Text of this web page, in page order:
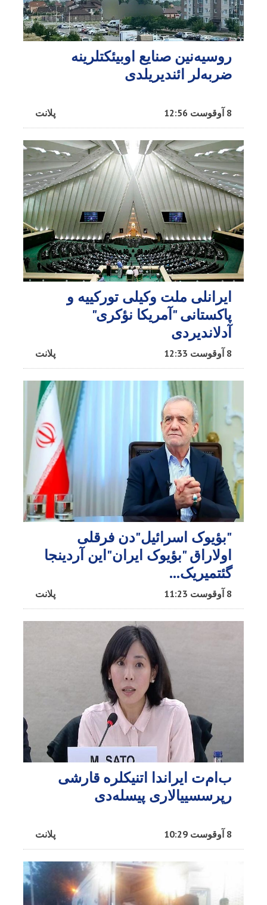
روسیه‌نین صنایع اوبیئکتلرینه
ضربه‌لر ائندیریلدی
پلانت 8 آوقوست 12:56
ایرانلی ملت وکیلی تورکییه و
پاکستانی "آمریکا نؤکری"
آدلاندیردی
پلانت 8 آوقوست 12:33
"بؤیوک اسرائیل"دن فرقلی
اولاراق "بؤیوک ایران"این آردینجا
گئتمیریک...
پلانت 8 آوقوست 11:23
ب‌ام‌ت ایراندا اتنیکلره قارشی
رپرسسییالاری پیسله‌دی
پلانت 8 آوقوست 10:29